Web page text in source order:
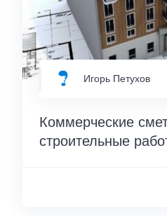
Игорь Петухов
Коммерческие
строительные